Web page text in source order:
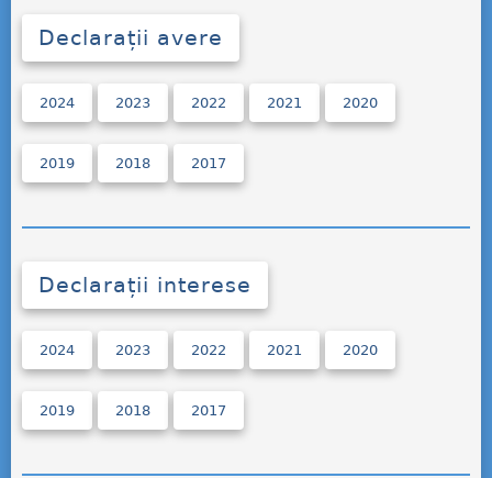
Declarații avere
2024 2023 2022 2021 2020
2019 2018 2017
Declarații interese
2024 2023 2022 2021 2020
2019 2018 2017